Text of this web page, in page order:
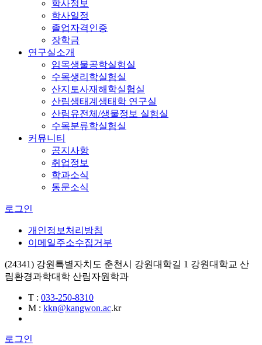
학사정보
학사일정
졸업자격인증
장학금
연구실소개
임목생물공학실험실
수목생리학실험실
산지토사재해학실험실
산림생태계생태학 연구실
산림유전체/생물정보 실험실
수목분류학실험실
커뮤니티
공지사항
취업정보
학과소식
동문소식
로그인
개인정보처리방침
이메일주소수집거부
(24341) 강원특별자치도 춘천시 강원대학길 1 강원대학교 산
림환경과학대학 산림자원학과
T : 033-250-8310
M : kkn@kangwon.ac.kr
로그인